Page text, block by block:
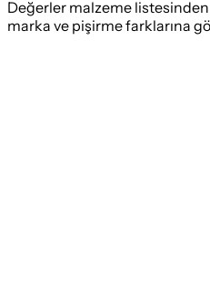
Değerler malzeme
marka ve pişirme farklarına